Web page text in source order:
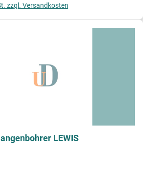
zzgl. Versandkosten
LEWIS